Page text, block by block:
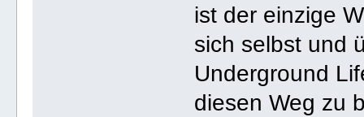
ist der einzige
sich selbst und
Underground
diesen Weg zu